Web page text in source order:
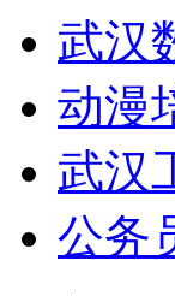
武汉
动漫
武汉
公务